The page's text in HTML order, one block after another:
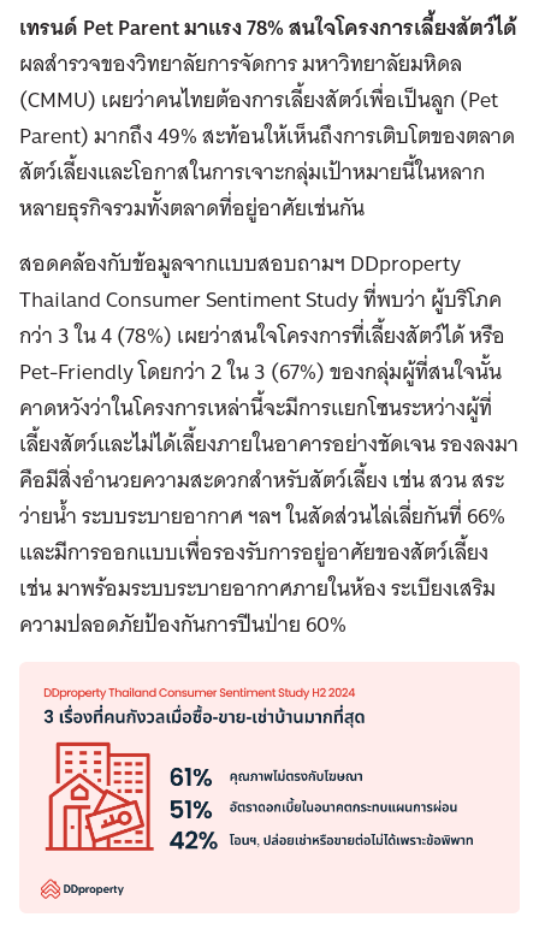
เทรนด์ Pet Parentมาแรง 78% สนใจโครงการเลี้ยงสัตว์ได้
ผลสำรวจของวิทยาลัยการจัดการ มหาวิทยาลัยมหิดล
(CMMU) เผยว่าคนไทยต้องการเลี้ยงสัตว์เพื่อเป็นลูก (Pet
Parent) มากถึง 49% สะท้อนให้เห็นถึงการเติบโตของตลาด
สัตว์เลี้ยงและโอกาสในการเจาะกลุ่มเป้าหมายนี้ในหลาก
หลายธุรกิจรวมทั้งตลาดที่อยู่อาศัยเช่นกัน
สอดคล้องกับข้อมูลจากแบบสอบถามฯ DDproperty
Thailand Consumer Sentiment Study ที่พบว่า ผู้บริโภค
กว่า 3 ใน 4 (78%) เผยว่าสนใจโครงการที่เลี้ยงสัตว์ได้ หรือ
Pet-Friendly โดยกว่า 2 ใน 3 (67%) ของกลุ่มผู้ที่สนใจนั้น
คาดหวังว่าในโครงการเหล่านี้จะมีการแยกโซนระหว่างผู้ที่
เลี้ยงสัตว์และไม่ได้เลี้ยงภายในอาคารอย่างชัดเจน รองลงมา
คือมีสิ่งอำนวยความสะดวกสำหรับสัตว์เลี้ยง เช่น สวน สระ
ว่ายน้ำ ระบบระบายอากาศ ฯลฯ ในสัดส่วนไล่เลี่ยกันที่ 66%
และมีการออกแบบเพื่อรองรับการอยู่อาศัยของสัตว์เลี้ยง
เช่น มาพร้อมระบบระบายอากาศภายในห้อง ระเบียงเสริม
ความปลอดภัยป้องกันการปีนป่าย 60%